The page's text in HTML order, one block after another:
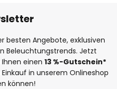
besten Angebote, exklusiven
Beleuchtungstrends. Jetzt
einen 13 %-Gutschein*
in unserem Onlineshop
können!